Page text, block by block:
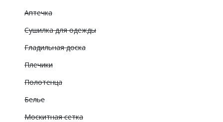
Аптечка
Сушилка для одежды
Гладильная доска
Плечики
Полотенца
Белье
Москитная сетка